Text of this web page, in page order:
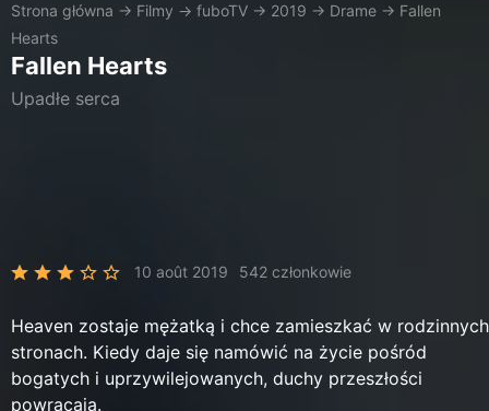
Strona główna → Filmy → fuboTV → 2019 → Drame → Fallen
Hearts
Fallen Hearts
Upadłe serca
10 août 2019 542 członkowie
Heaven zostaje mężatką i chce zamieszkać w rodzinnych
stronach. Kiedy daje się namówić na życie pośród
bogatych i uprzywilejowanych, duchy przeszłości
powracają.